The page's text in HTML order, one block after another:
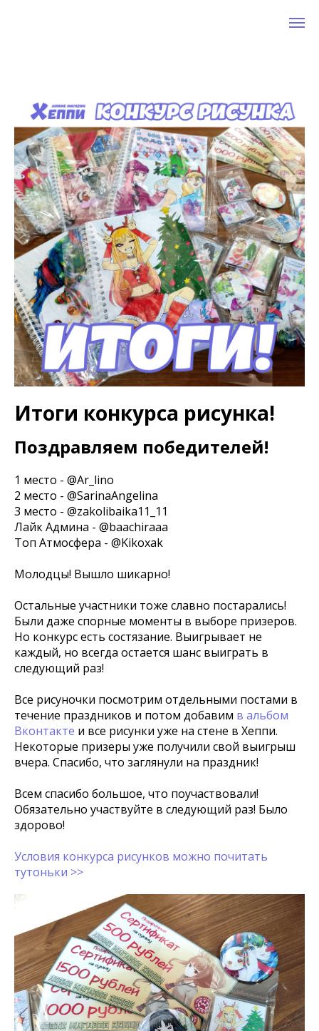
Итоги конкурса рисунка!
Поздравляем победителей!
1 место - @Ar_lino
2 место - @SarinaAngelina
3 место - @zakolibaika11_11
Лайк Админа - @baachiraaa
Топ Атмосфера - @Kikoxak
Молодцы! Вышло шикарно!
Остальные участники тоже славно постарались!
Были даже спорные моменты в выборе призеров.
Но конкурс есть состязание. Выигрывает не
каждый, но всегда остается шанс выиграть в
следующий раз!
Все рисуночки посмотрим отдельными постами в
течение праздников и потом добавим в альбом
Вконтакте и все рисунки уже на стене в Хеппи.
Некоторые призеры уже получили свой выигрыш
вчера. Спасибо, что заглянули на праздник!
Всем спасибо большое, что поучаствовали!
Обязательно участвуйте в следующий раз! Было
здорово!
Условия конкурса рисунков можно почитать
тутоньки >>